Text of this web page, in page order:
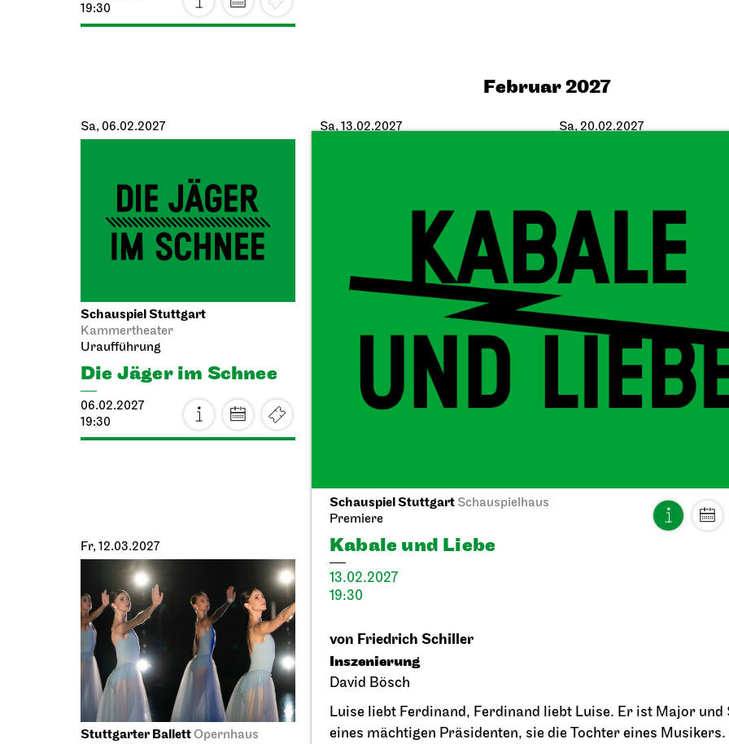
Schauspiel Stuttgart Schauspielhaus
Premiere
Kabale und Liebe
13.02.2027
19:30
von Friedrich Schiller
Inszenierung
David Bösch
Luise liebt Ferdinand, Ferdinand liebt Luise. Er ist Major und
eines mächtigen Präsidenten, sie die Tochter eines Musikers.
19:30
Februar 2027
Sa, 06.02.2027
Schauspiel Stuttgart
Kammertheater
Uraufführung
Die Jäger im Schnee
06.02.2027
19:30
Sa, 13.02.2027
Schauspiel Stuttgart
Kabale und Liebe
13.02.2027
Sa, 20.02.2027
Staatsoper Stuttgart
Uraufführung,
Die drei ??? und
Spiegelkabinett
20.02.2027
März 2027
Fr, 12.03.2027
Stuttgarter BallettOpernhaus
Do, 25.03.2027
Schauspiel Stuttgart